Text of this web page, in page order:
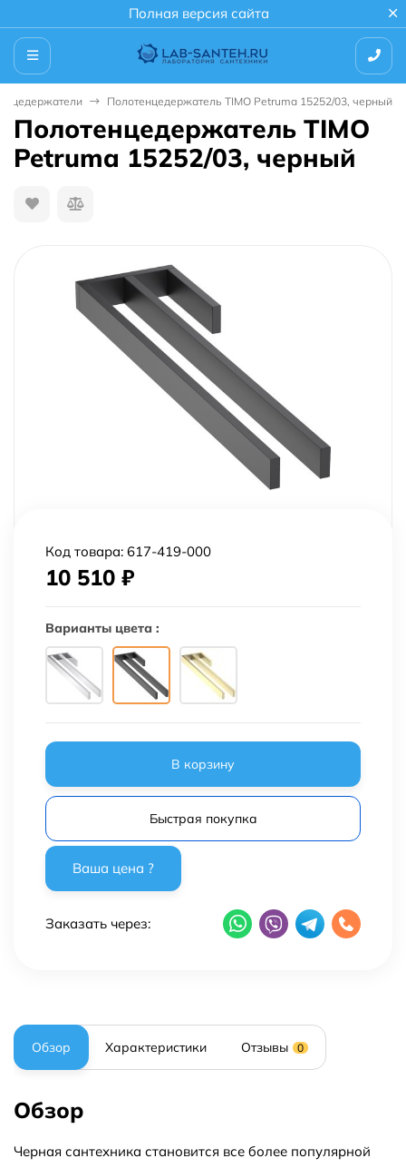
Полная версия сайта
Полотенцедержатель TIMO Petruma 15252/03, черный
Полотенцедержатель TIMO
Petruma 15252/03, черный
Код товара: 617-419-000
10 510 ₽
Варианты цвета :
В корзину
Быстрая покупка
Заказать через:
Обзор Характеристики Отзывы 0
Обзор
Черная сантехника становится все более популярной